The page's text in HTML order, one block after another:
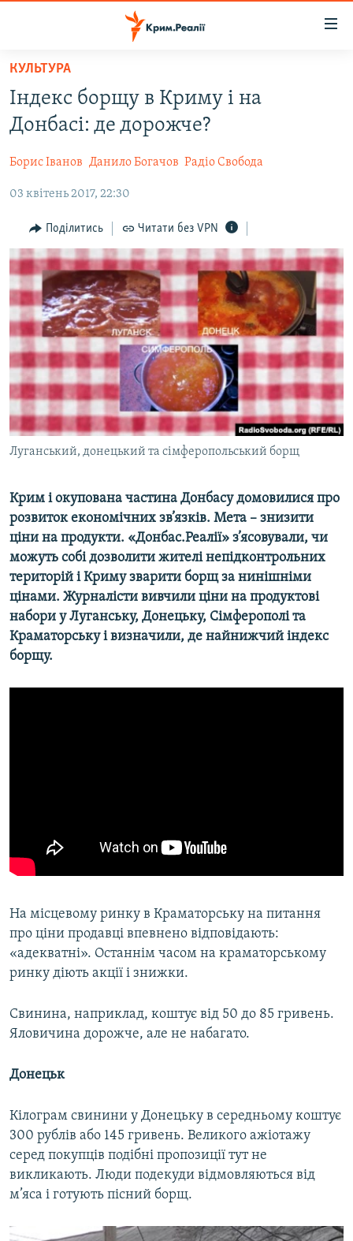
Перейти
основного
матеріалу
до
навігації
Перейти
пошуку
ВОДА.КРИМ
ПОЛІТИКА
БЛОГИ
ПОГЛЯД
ІНТЕРВ'Ю
ВСЕ ЗА ДЕНЬ
СПЕЦПРОЕКТИ
ДЕПОРТАЦІЯ
ВІДЕОУРОКИ «ELIFBE»
СВІДЧЕННЯ ОКУПАЦІЇ
УКРАЇНСЬКА ПРОБЛЕМА КРИМУ
ІНФОГРАФІКА
ЯК ОБІЙТИ БЛОКУВАННЯ
Русский
ДОЛУЧАЙСЯ!
Усі сайти RFE/RL
КУЛЬТУРА
Індекс борщу в Криму і на
Донбасі: де дорожче?
Борис Іванов Данило Богачов Радіо Свобода
03 квітень 2017, 22:30
Поділитись Читати без VPN
Луганський, донецький та сімферопольський борщ
Крим і окупована частина Донбасу домовилися про
розвиток економічних зв’язків. Мета – знизити
ціни на продукти. «Донбас.Реалії» з’ясовували, чи
можуть собі дозволити жителі непідконтрольних
територій і Криму зварити борщ за нинішніми
цінами. Журналісти вивчили ціни на продуктові
набори у Луганську, Донецьку, Сімферополі та
Краматорську і визначили, де найнижчий індекс
борщу.
На місцевому ринку в Краматорську на питання
про ціни продавці впевнено відповідають:
«адекватні». Останнім часом на краматорському
ринку діють акції і знижки.
​Свинина, наприклад, коштує від 50 до 85 гривень.
Яловичина дорожче, але не набагато.
Донецьк
Кілограм свинини у Донецьку в середньому коштує
300 рублів або 145 гривень. Великого ажіотажу
серед покупців подібні пропозиції тут не
викликають. Люди подекуди відмовляються від
м’яса і готують пісний борщ.